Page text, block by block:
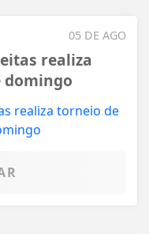
05 DE AGO
realiza